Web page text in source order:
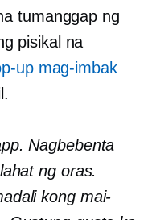
tumanggap ng
pisikal na
upmag-imbak
Nagbebenta
ng oras.
kong mai-